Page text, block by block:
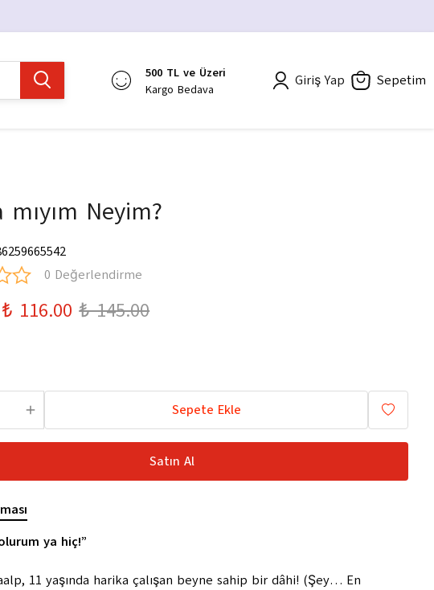
500 TL ve Üzeri
Kargo Bedava
Giriş Yap Sepetim
Neyim?
0 Değerlendirme
₺ 116.00 ₺ 145.00
Sepete Ekle
Satın Al
ya hiç!”
11 yaşında harika çalışan beyne sahip bir dâhi! (Şey… En